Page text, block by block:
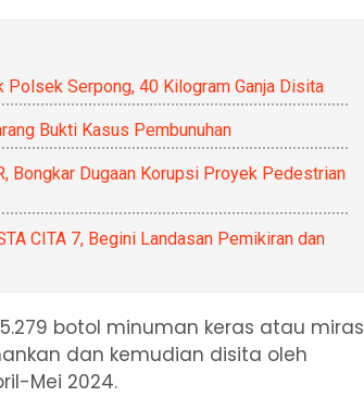
Serpong, 40 Kilogram Ganja Disita
Bukti Kasus Pembunuhan
Bongkar Dugaan Korupsi Proyek Pedestrian
CITA 7, Begini Landasan Pemikiran dan
botol minuman keras atau miras
dan kemudian disita oleh
Mei 2024.